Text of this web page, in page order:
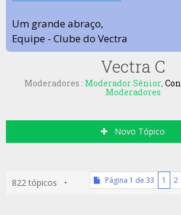
Um grande abraço,
Equipe - Clube do Vectra
Vectra C
Moderadores : Moderador Sênior,
Moderadores
Novo Tópico
822 tópicos • Página 1 de 33 1 2